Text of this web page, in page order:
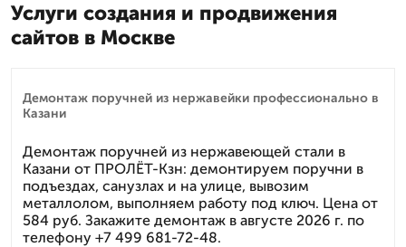
Услуги создания и продвижения
сайтов в Москве
Демонтаж поручней из нержавейки профессионально в
Казани
Демонтаж поручней из нержавеющей стали в
Казани от ПРОЛЁТ-Кзн: демонтируем поручни в
подъездах, санузлах и на улице, вывозим
металлолом, выполняем работу под ключ. Цена от
584 руб. Закажите демонтаж в августе 2026 г. по
телефону +7 499 681-72-48.